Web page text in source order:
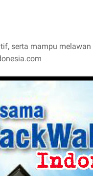
serta mampu